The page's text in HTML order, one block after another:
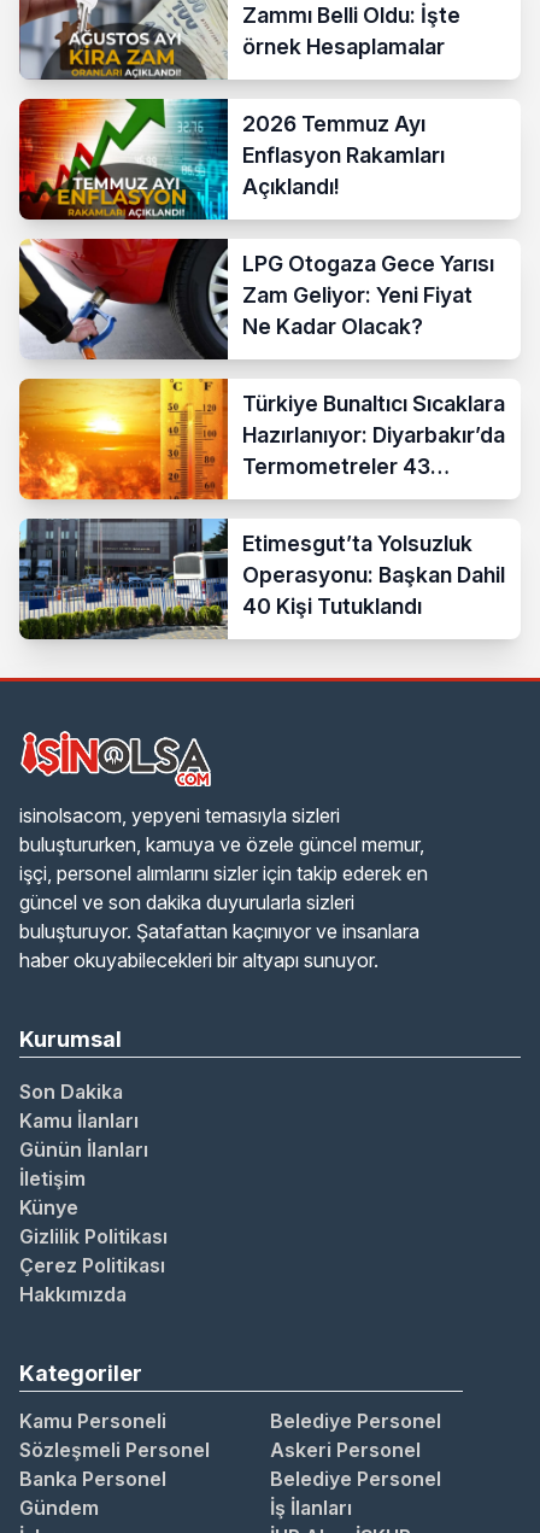
Zammı Belli Oldu: İşte
örnek Hesaplamalar
2026 Temmuz Ayı
Enflasyon Rakamları
Açıklandı!
LPG Otogaza Gece Yarısı
Zam Geliyor: Yeni Fiyat
Ne Kadar Olacak?
Türkiye Bunaltıcı Sıcaklara
Hazırlanıyor: Diyarbakır’da
Termometreler 43
Dereceyi Gösterecek
Etimesgut’ta Yolsuzluk
Operasyonu: Başkan Dahil
40 Kişi Tutuklandı
isinolsacom, yepyeni temasıyla sizleri
buluştururken, kamuya ve özele güncel memur,
işçi, personel alımlarını sizler için takip ederek en
güncel ve son dakika duyurularla sizleri
buluşturuyor. Şatafattan kaçınıyor ve insanlara
haber okuyabilecekleri bir altyapı sunuyor.
Kurumsal
Son Dakika
Kamu İlanları
Günün İlanları
İletişim
Künye
Gizlilik Politikası
Çerez Politikası
Hakkımızda
Kategoriler
Kamu Personeli
Belediye Personel
Sözleşmeli Personel
Askeri Personel
Banka Personel
Belediye Personel
Gündem
İş İlanları